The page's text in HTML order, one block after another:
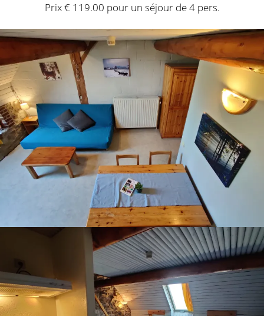
Prix € 119.00 pour un séjour de 4 pers.